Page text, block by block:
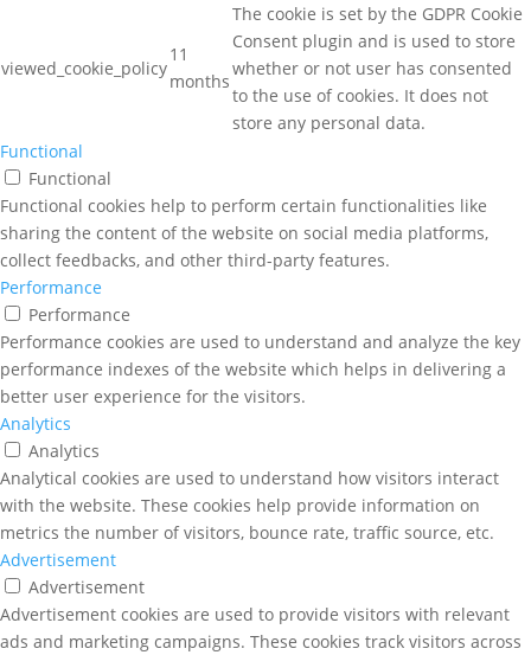
viewed_cookie_policy
11
months
The cookie is set by the GDPR Cookie
Consent plugin and is used to store
whether or not user has consented
to the use of cookies. It does not
store any personal data.
Functional
Functional
Functional cookies help to perform certain functionalities like
sharing the content of the website on social media platforms,
collect feedbacks, and other third-party features.
Performance
Performance
Performance cookies are used to understand and analyze the key
performance indexes of the website which helps in delivering a
better user experience for the visitors.
Analytics
Analytics
Analytical cookies are used to understand how visitors interact
with the website. These cookies help provide information on
metrics the number of visitors, bounce rate, traffic source, etc.
Advertisement
Advertisement
Advertisement cookies are used to provide visitors with relevant
ads and marketing campaigns. These cookies track visitors across